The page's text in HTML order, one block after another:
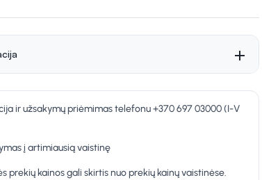
ir užsakymų priėmimas telefonu +370 697 03000 (I-V
į artimiausią vaistinę
prekių kainos gali skirtis nuo prekių kainų vaistinėse.